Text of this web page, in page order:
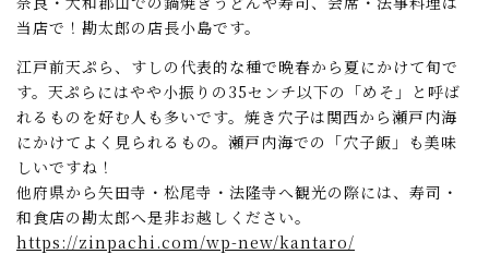
当店で！勘太郎の店長小島です。
江戸前天ぷら、すしの代表的な種で晩春から夏にかけて旬で
す。天ぷらにはやや小振りの35センチ以下の「めそ」と呼ば
れるものを好む人も多いです。焼き穴子は関西から瀬戸内海
にかけてよく見られるもの。瀬戸内海での「穴子飯」も美味
しいですね！
他府県から矢田寺・松尾寺・法隆寺へ観光の際には、寿司・
和食店の勘太郎へ是非お越しください。
https://zinpachi.com/wp-new/kantaro/